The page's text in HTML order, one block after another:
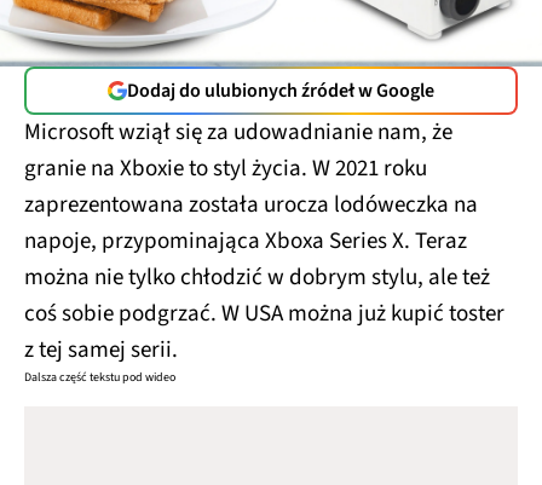
Dodaj do ulubionych źródeł w Google
Microsoft wziął się za udowadnianie nam, że
granie na Xboxie to styl życia. W 2021 roku
zaprezentowana została urocza lodóweczka na
napoje, przypominająca Xboxa Series X. Teraz
można nie tylko chłodzić w dobrym stylu, ale też
coś sobie podgrzać. W USA można już kupić toster
z tej samej serii.
Dalsza część tekstu pod wideo